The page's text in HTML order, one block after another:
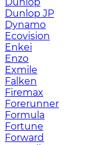
Dunlop JP
Dynamo
Ecovision
Enkei
Enzo
Exmile
Falken
Firemax
Forerunner
Formula
Fortune
Forward